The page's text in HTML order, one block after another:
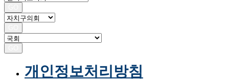
개인정보처리방침